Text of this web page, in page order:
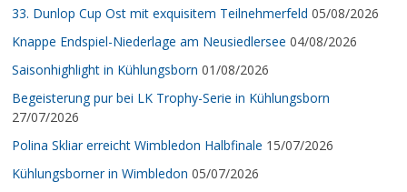
33. Dunlop Cup Ost mit exquisitem Teilnehmerfeld 05/08/2026
Knappe Endspiel-Niederlage am Neusiedlersee 04/08/2026
Saisonhighlight in Kühlungsborn 01/08/2026
Begeisterung pur bei LK Trophy-Serie in Kühlungsborn
27/07/2026
Polina Skliar erreicht Wimbledon Halbfinale 15/07/2026
Kühlungsborner in Wimbledon 05/07/2026